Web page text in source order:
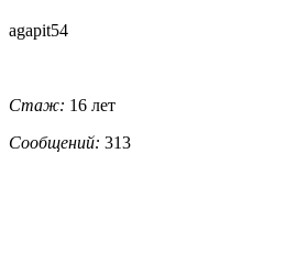
agapit54
Стаж: 16 лет
Сообщений: 313